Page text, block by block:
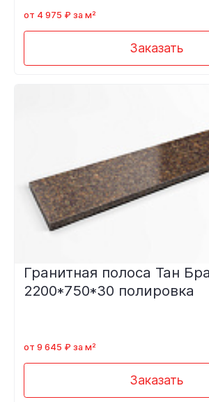
от 4 975 ₽ за м²
Заказать
Гранитная полоса Тан
2200*750*30 полировка
от 9 645 ₽ за м²
Заказать